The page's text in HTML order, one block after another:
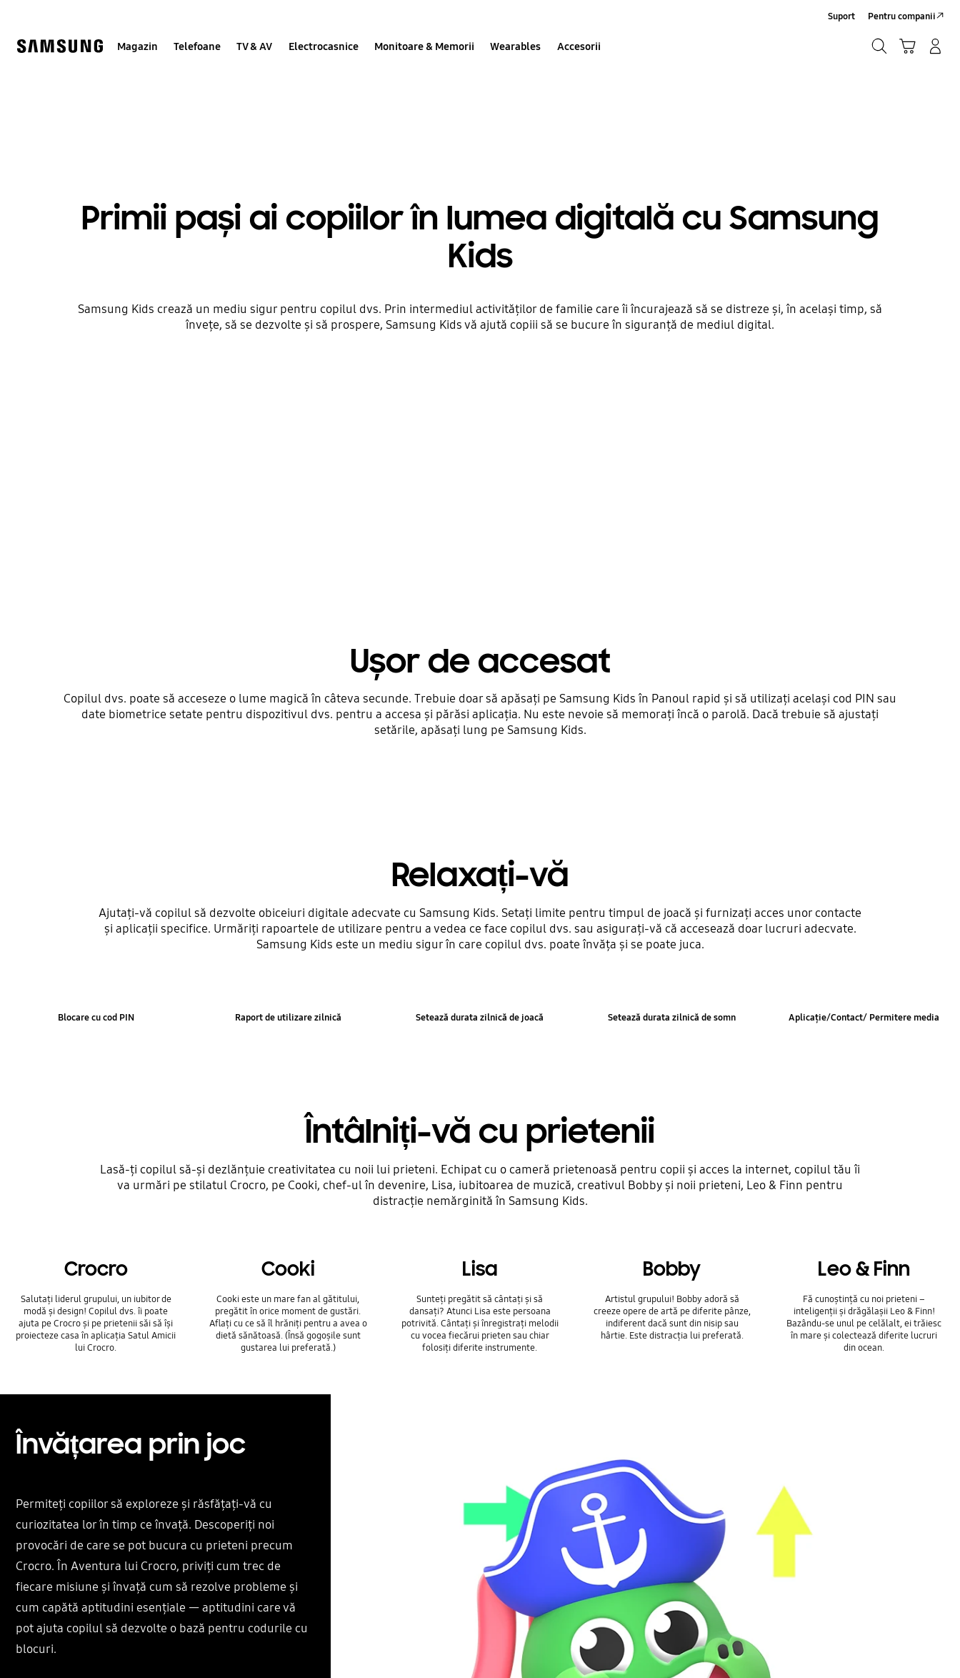
Magazin Telefoane TV & AV Electrocasnice Monitoare & Memorii Wearables Accesorii
Suport Pentru companii
Primii pași ai copiilor în lumea digitală cu Samsung
Kids
Samsung Kids crează un mediu sigur pentru copilul dvs. Prin intermediul activităților de familie care îi încurajează să se distreze și, în același timp, să
învețe, să se dezvolte și să prospere, Samsung Kids vă ajută copiii să se bucure în siguranță de mediul digital.
Ușor de accesat
Copilul dvs. poate să acceseze o lume magică în câteva secunde. Trebuie doar să apăsați pe Samsung Kids în Panoul rapid și să utilizați același cod PIN sau
date biometrice setate pentru dispozitivul dvs. pentru a accesa și părăsi aplicația. Nu este nevoie să memorați încă o parolă. Dacă trebuie să ajustați
setările, apăsați lung pe Samsung Kids.
Relaxați-vă
Ajutați-vă copilul să dezvolte obiceiuri digitale adecvate cu Samsung Kids. Setați limite pentru timpul de joacă și furnizați acces unor contacte
și aplicații specifice. Urmăriți rapoartele de utilizare pentru a vedea ce face copilul dvs. sau asigurați-vă că accesează doar lucruri adecvate.
Samsung Kids este un mediu sigur în care copilul dvs. poate învăța și se poate juca.
Blocare cu cod PIN Raport de utilizare zilnică Setează durata zilnică de joacă Setează durata zilnică de somn Aplicație/Contact/ Permitere media
Întâlniți-vă cu prietenii
Lasă-ți copilul să-și dezlănțuie creativitatea cu noii lui prieteni. Echipat cu o cameră prietenoasă pentru copii și acces la internet, copilul tău îi
va urmări pe stilatul Crocro, pe Cooki, chef-ul în devenire, Lisa, iubitoarea de muzică, creativul Bobby și noii prieteni, Leo & Finn pentru
distracție nemărginită în Samsung Kids.
Crocro
Salutați liderul grupului, un iubitor de
modă și design! Copilul dvs. îi poate
ajuta pe Crocro și pe prietenii săi să își
proiecteze casa în aplicația Satul Amicii
lui Crocro.
Cooki
Cooki este un mare fan al gătitului,
pregătit în orice moment de gustări.
Aflați cu ce să îl hrăniți pentru a avea o
dietă sănătoasă. (Însă gogoșile sunt
gustarea lui preferată.)
Lisa
Sunteți pregătit să cântați și să
dansați? Atunci Lisa este persoana
potrivită. Cântați și înregistrați melodii
cu vocea fiecărui prieten sau chiar
folosiți diferite instrumente.
Bobby
Artistul grupului! Bobby adoră să
creeze opere de artă pe diferite pânze,
indiferent dacă sunt din nisip sau
hârtie. Este distracția lui preferată.
Leo & Finn
Fă cunoștință cu noi prieteni –
inteligenții și drăgălașii Leo & Finn!
Bazându-se unul pe celălalt, ei trăiesc
în mare și colectează diferite lucruri
din ocean.
Învățarea prin joc
Permiteți copiilor să exploreze și răsfățați-vă cu
curiozitatea lor în timp ce învață. Descoperiți noi
provocări de care se pot bucura cu prieteni precum
Crocro. În Aventura lui Crocro, priviți cum trec de
fiecare misiune și învață cum să rezolve probleme și
cum capătă aptitudini esențiale — aptitudini care vă
pot ajuta copilul să dezvolte o bază pentru codurile cu
blocuri.